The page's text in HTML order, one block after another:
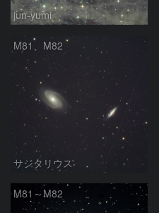
jun-yumi
M81、M82
サジタリウス
M81～M82